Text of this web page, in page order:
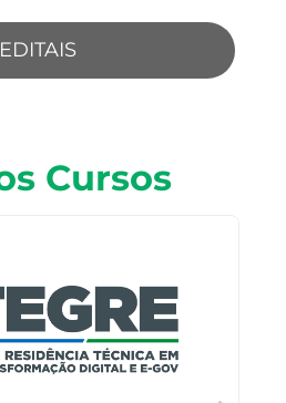
EDITAIS
Cursos